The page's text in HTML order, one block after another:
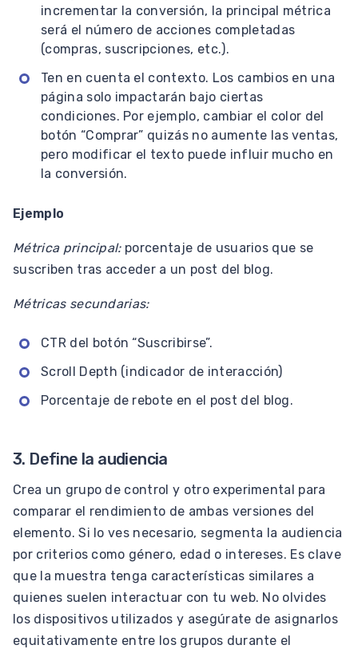
incrementar la conversión, la principal métrica
será el número de acciones completadas
(compras, suscripciones, etc.).
Ten en cuenta el contexto. Los cambios en una
página solo impactarán bajo ciertas
condiciones. Por ejemplo, cambiar el color del
botón “Comprar” quizás no aumente las ventas,
pero modificar el texto puede influir mucho en
la conversión.
Ejemplo
Métrica principal:porcentaje de usuarios que se
suscriben tras acceder a un post del blog.
Métricas secundarias:
CTR del botón “Suscribirse”.
Scroll Depth (indicador de interacción)
Porcentaje de rebote en el post del blog.
3. Define la audiencia
Crea un grupo de control y otro experimental para
comparar el rendimiento de ambas versiones del
elemento. Si lo ves necesario, segmenta la audiencia
por criterios como género, edad o intereses. Es clave
que la muestra tenga características similares a
quienes suelen interactuar con tu web. No olvides
los dispositivos utilizados y asegúrate de asignarlos
equitativamente entre los grupos durante el